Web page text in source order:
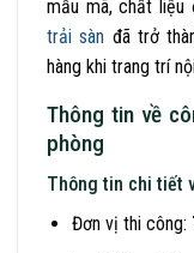
mẫu mã, chất liệu
trải sàn đã trở
hàng khi trang trí
Thông tin về
phòng
Thông tin chi tiết
Đơn vị thi công: